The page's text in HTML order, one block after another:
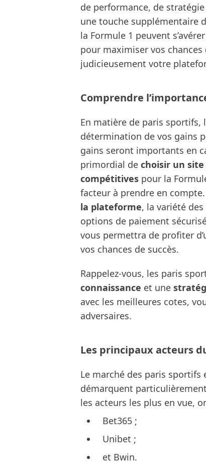
de performance, de
une touche supplémentaire
la Formule 1 peuvent
pour maximiser vos
judicieusement votre
Comprendre
En matière de paris sportifs,
détermination de vos gains
gains seront importants en
primordial de choisir un
compétitives pour la
facteur à prendre en
la plateforme, la variété
options de paiement
vous permettra de profiter
vos chances de succès.
Rappelez-vous, les paris
connaissance et une
avec les meilleures cotes,
adversaires.
Les principaux acteurs
Le marché des paris sportifs
démarquent
les acteurs les plus en vue,
Bet365 ;
Unibet ;
et Bwin.